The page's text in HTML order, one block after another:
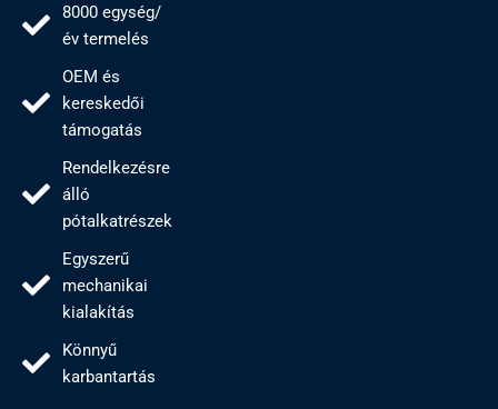
8000 egység/
év termelés
OEM és
kereskedői
támogatás
Rendelkezésre
álló
pótalkatrészek
Egyszerű
mechanikai
kialakítás
Könnyű
karbantartás